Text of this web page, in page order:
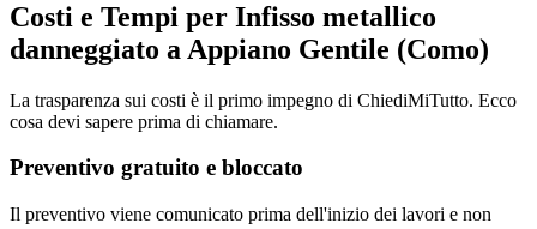
Costi e Tempi per Infisso metallico
danneggiato a Appiano Gentile (Como)
La trasparenza sui costi è il primo impegno di ChiediMiTutto. Ecco
cosa devi sapere prima di chiamare.
Preventivo gratuito e bloccato
Il preventivo viene comunicato prima dell'inizio dei lavori e non